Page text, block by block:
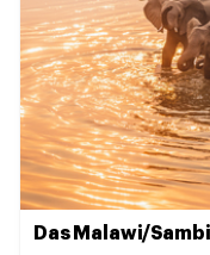
Das Malawi/